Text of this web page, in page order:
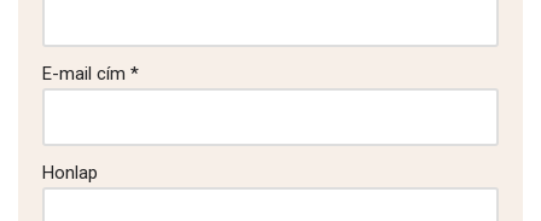
E-mail cím *
Honlap